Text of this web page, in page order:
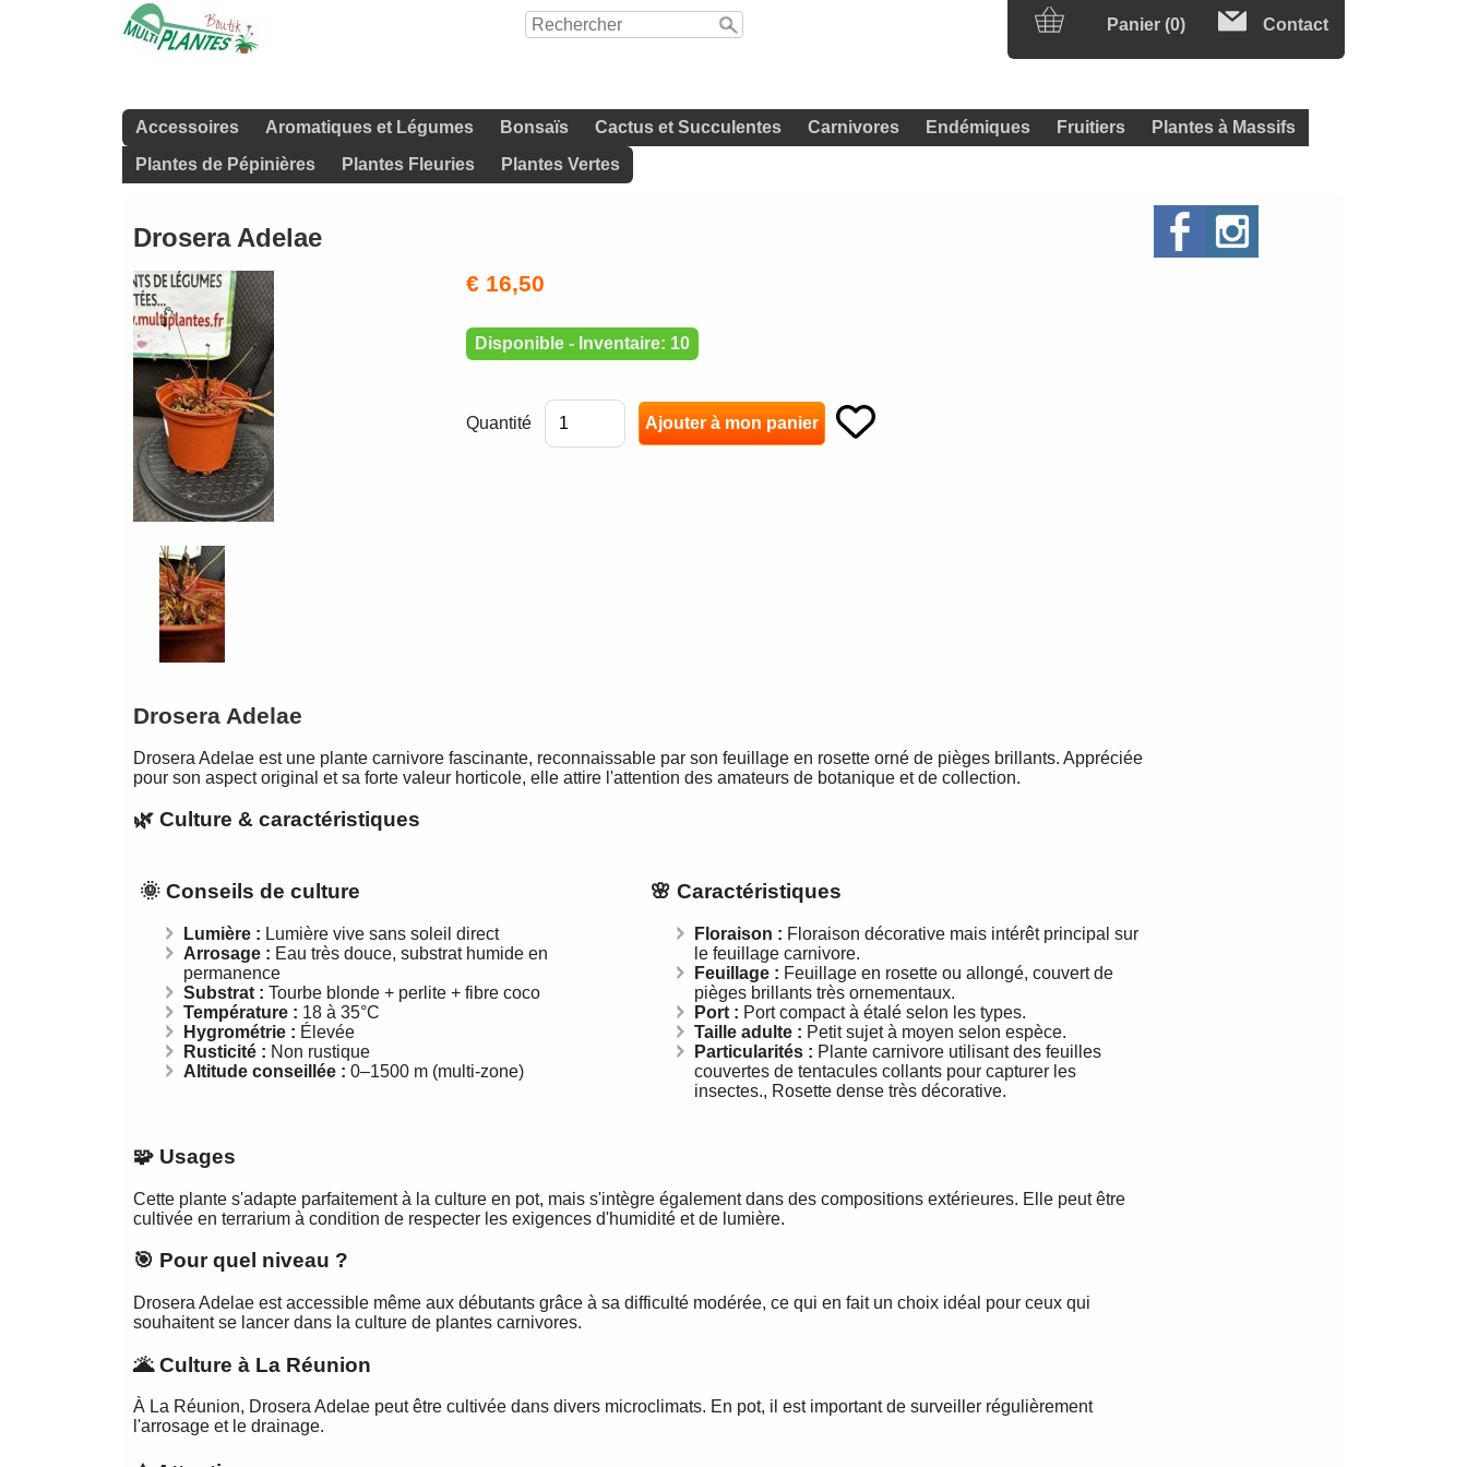
Panier (0) Contact
Accessoires Aromatiques et Légumes Bonsaïs Cactus et Succulentes Carnivores Endémiques Fruitiers
Plantes à Massifs
Plantes de Pépinières
Plantes Fleuries Plantes Vertes
Drosera Adelae
€ 16,50
Disponible - Inventaire: 10
Quantité
Drosera Adelae
Drosera Adelae est une plante carnivore fascinante, reconnaissable par son feuillage en rosette orné de pièges brillants. Appréciée
pour son aspect original et sa forte valeur horticole, elle attire l'attention des amateurs de botanique et de collection.
🌿 Culture & caractéristiques
🌞 Conseils de culture
Lumière : Lumière vive sans soleil direct
Arrosage : Eau très douce, substrat humide en
permanence
Substrat : Tourbe blonde + perlite + fibre coco
Température : 18 à 35°C
Hygrométrie : Élevée
Rusticité : Non rustique
Altitude conseillée : 0–1500 m (multi-zone)
🌸 Caractéristiques
Floraison : Floraison décorative mais intérêt principal sur
le feuillage carnivore.
Feuillage : Feuillage en rosette ou allongé, couvert de
pièges brillants très ornementaux.
Port : Port compact à étalé selon les types.
Taille adulte : Petit sujet à moyen selon espèce.
Particularités : Plante carnivore utilisant des feuilles
couvertes de tentacules collants pour capturer les
insectes., Rosette dense très décorative.
🧩 Usages
Cette plante s'adapte parfaitement à la culture en pot, mais s'intègre également dans des compositions extérieures. Elle peut être
cultivée en terrarium à condition de respecter les exigences d'humidité et de lumière.
🎯 Pour quel niveau ?
Drosera Adelae est accessible même aux débutants grâce à sa difficulté modérée, ce qui en fait un choix idéal pour ceux qui
souhaitent se lancer dans la culture de plantes carnivores.
🌋 Culture à La Réunion
À La Réunion, Drosera Adelae peut être cultivée dans divers microclimats. En pot, il est important de surveiller régulièrement
l'arrosage et le drainage.